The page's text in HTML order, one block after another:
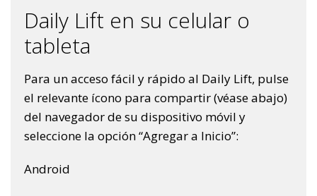
Daily Lift en su celular o
tableta
Para un acceso fácil y rápido al Daily Lift, pulse
el relevante ícono para compartir (véase abajo)
del navegador de su dispositivo móvil y
seleccione la opción “Agregar a Inicio”:
Android